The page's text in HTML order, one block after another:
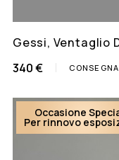
Gessi, Ventaglio
340 €
Occasione
Per rinnovo